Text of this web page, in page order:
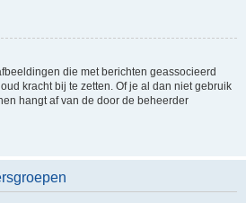
die met berichten geassocieerd
kracht bij te zetten. Of je al dan niet gebruik
hangt af van de door de beheerder